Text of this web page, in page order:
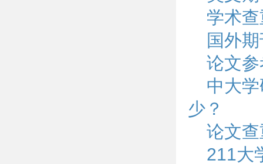
学术
国外
论文
中大
少？
论文
211大